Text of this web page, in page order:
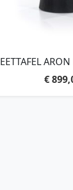
EETTAFEL
€